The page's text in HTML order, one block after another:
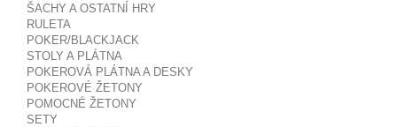
ŠACHY A OSTATNÍ HRY
RULETA
POKER/BLACKJACK
STOLY A PLÁTNA
POKEROVÁ PLÁTNA A DESKY
POKEROVÉ ŽETONY
POMOCNÉ ŽETONY
SETY